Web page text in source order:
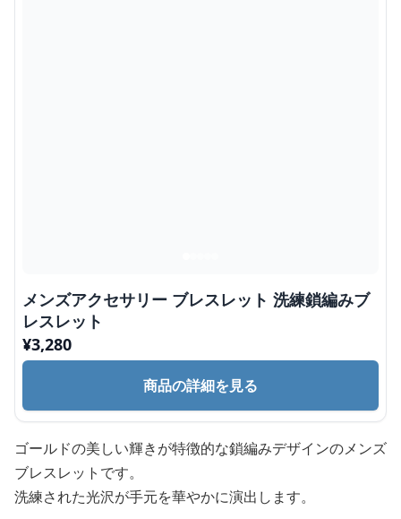
メンズアクセサリー ブレスレット 洗練鎖編みブ
レスレット
¥3,280
商品の詳細を見る
ゴールドの美しい輝きが特徴的な鎖編みデザインのメンズ
ブレスレットです。
洗練された光沢が手元を華やかに演出します。